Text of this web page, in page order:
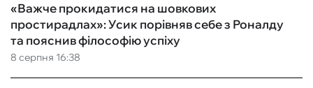
8 серпня 16:38
«Важче прокидатися на шовкових
простирадлах»: Усик порівняв себе з Роналду
та пояснив філософію успіху